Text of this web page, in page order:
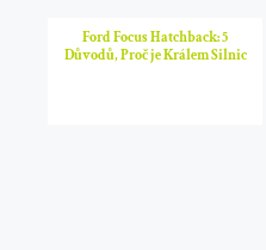
Ford Focus Hatchback: 5
Důvodů, Proč je Králem Silnic